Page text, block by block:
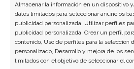
Almacenar la información en un dispositivo
datos limitados para seleccionar anuncios
publicidad personalizada, Utilizar perfiles
publicidad personalizada, Crear un perfil
contenido, Uso de perfiles para la selección
personalizado, Desarrollo y mejora de los
limitados con el objetivo de seleccionar el
Ver todos los